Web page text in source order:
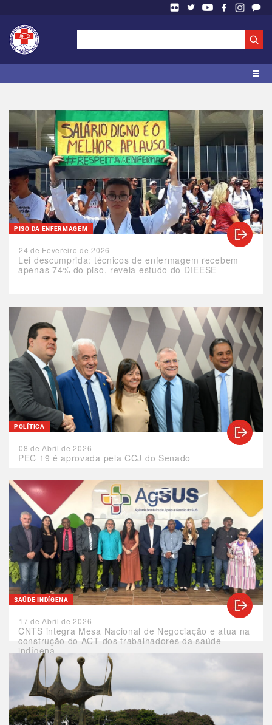
Lei descumprida: técnicos de enfermagem recebem
apenas 74% do piso, revela estudo do DIEESE
PISO DA ENFERMAGEM
24 de Fevereiro de 2026
PEC 19 é aprovada pela CCJ do Senado
POLÍTICA
08 de Abril de 2026
CNTS integra Mesa Nacional de Negociação e atua na
construção do ACT dos trabalhadores da saúde
indígena
SAÚDE INDÍGENA
17 de Abril de 2026